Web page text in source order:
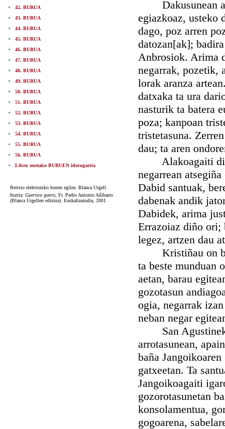
42. BURUA
43. BURUA
44. BURUA
45. BURUA
46. BURUA
47. BURUA
48. BURUA
49. BURUA
50. BURUA
51. BURUA
52. BURUA
53. BURUA
54. BURUA
55. BURUA
56. BURUA
Libru onetako BURUEN idorogarria
Bertsio elektroniko honen egilea: Blanca Urgell.
Iturria: Gueroco guero, Fr. Pedro Antonio Añibarro
(Blanca Urgellen edizioa). Euskaltzaindia, 2001
Dakusunean
egiazkoaz, usteko
dago, poz arren
datozan[ak];
Anbrosiok. Arima
negarrak, pozetik,
lorak aranza
datxaka ta ura
nasturik ta batera
poza; kanpoan
tristetasuna.
dau; ta aren
Alakoagaiti diño
negarrean
Dabid santuak,
dabenak andik
Dabidek, arima
Errazoiaz diño ori;
legez, artzen dau
Kristiñau on
ta beste munduan
aetan, barau
gozotasun
ogia, negarrak
neban negar
San Agustinek
arrotasunean,
baña
gatxeetan. Ta
Jangoikoagaiti
gozorotasunetan
konsolamentua,
gogoarena,